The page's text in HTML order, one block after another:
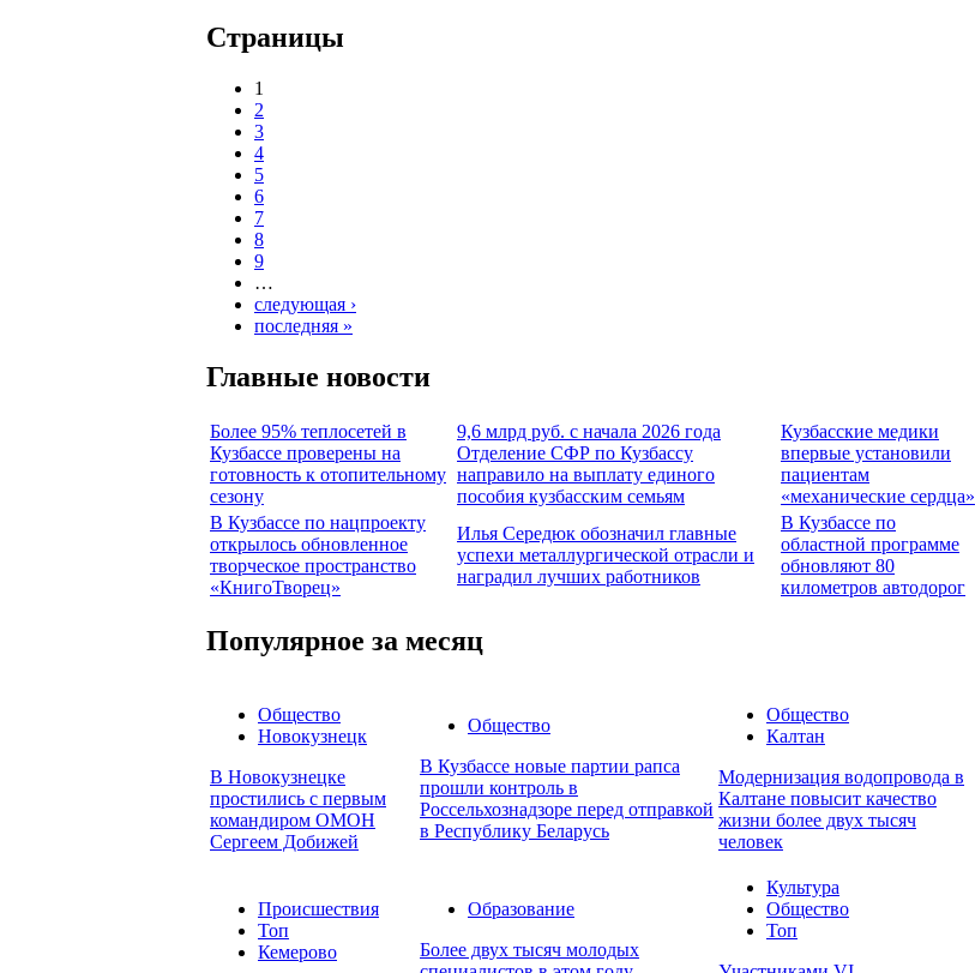
Страницы
1
2
3
4
5
6
7
8
9
…
следующая ›
последняя »
Главные новости
Более 95% теплосетей в
Кузбассе проверены на
готовность к отопительному
сезону
9,6 млрд руб. с начала 2026 года
Отделение СФР по Кузбассу
направило на выплату единого
пособия кузбасским семьям
Кузбасские медики
впервые установили
пациентам
«механические сердца»
В Кузбассе по нацпроекту
открылось обновленное
творческое пространство
«КнигоТворец»
Илья Середюк обозначил главные
успехи металлургической отрасли и
наградил лучших работников
В Кузбассе по
областной программе
обновляют 80
километров автодорог
Популярное за месяц
Общество
Новокузнецк
В Новокузнецке
простились с первым
командиром ОМОН
Сергеем Добижей
Общество
В Кузбассе новые партии рапса
прошли контроль в
Россельхознадзоре перед отправкой
в Республику Беларусь
Общество
Калтан
Модернизация водопровода в
Калтане повысит качество
жизни более двух тысяч
человек
Происшествия
Топ
Кемерово
Образование
Более двух тысяч молодых
Культура
Общество
Топ